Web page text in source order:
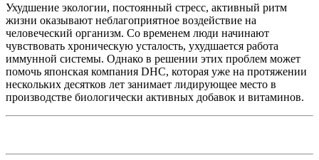
Ухудшение экологии, постоянный стресс, активный ритм
жизни оказывают неблагоприятное воздействие на
человеческий организм. Со временем люди начинают
чувствовать хроническую усталость, ухудшается работа
иммунной системы. Однако в решении этих проблем может
помочь японская компания DHC, которая уже на протяжении
нескольких десятков лет занимает лидирующее место в
производстве биологически активных добавок и витаминов.